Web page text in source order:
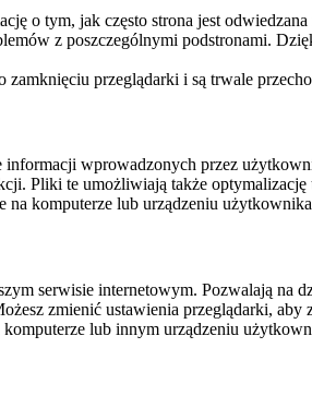
o tym, jak często strona jest
z poszczególnymi podstronami.
przeglądarki i są trwale
wprowadzonych przez
Pliki te umożliwiają także
na komputerze lub urządzeniu
serwisie internetowym. Pozwalają na
zmienić ustawienia przeglądarki,
lub innym urządzeniu